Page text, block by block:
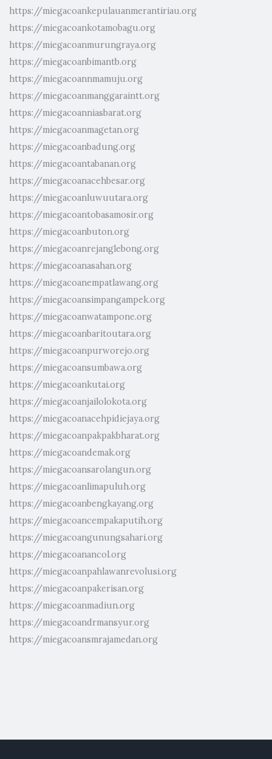
https://miegacoankepulauanmerantiriau.org
https://miegacoankotamobagu.org
https://miegacoanmurungraya.org
https://miegacoanbimantb.org
https://miegacoannmamuju.org
https://miegacoanmanggaraintt.org
https://miegacoanniasbarat.org
https://miegacoanmagetan.org
https://miegacoanbadung.org
https://miegacoantabanan.org
https://miegacoanacehbesar.org
https://miegacoanluwuutara.org
https://miegacoantobasamosir.org
https://miegacoanbuton.org
https://miegacoanrejanglebong.org
https://miegacoanasahan.org
https://miegacoanempatlawang.org
https://miegacoansimpangampek.org
https://miegacoanwatampone.org
https://miegacoanbaritoutara.org
https://miegacoanpurworejo.org
https://miegacoansumbawa.org
https://miegacoankutai.org
https://miegacoanjailolokota.org
https://miegacoanacehpidiejaya.org
https://miegacoanpakpakbharat.org
https://miegacoandemak.org
https://miegacoansarolangun.org
https://miegacoanlimapuluh.org
https://miegacoanbengkayang.org
https://miegacoancempakaputih.org
https://miegacoangunungsahari.org
https://miegacoanancol.org
https://miegacoanpahlawanrevolusi.org
https://miegacoanpakerisan.org
https://miegacoanmadiun.org
https://miegacoandrmansyur.org
https://miegacoansmrajamedan.org